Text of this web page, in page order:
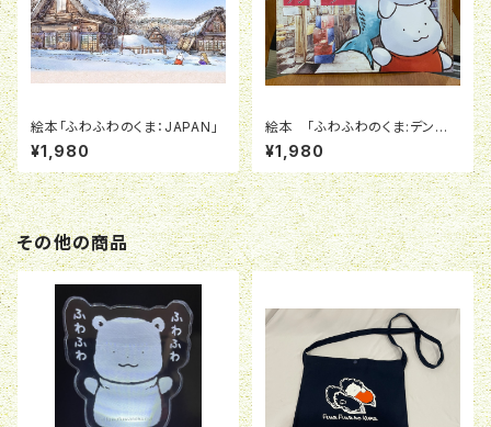
絵本「ふわふわのくま：JAPAN」
¥1,980
絵本 「ふわふわのくま:デンマ
ーク」
¥1,980
その他の商品